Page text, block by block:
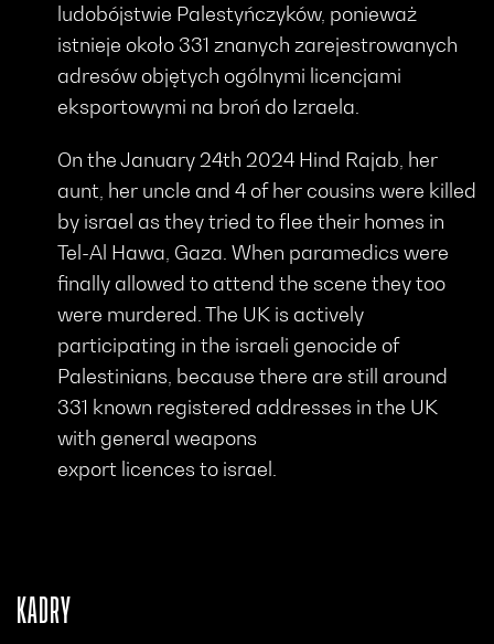
ludobójstwie Palestyńczyków, ponieważ
istnieje około 331 znanych zarejestrowanych
adresów objętych ogólnymi licencjami
eksportowymi na broń do Izraela.
On the January 24th 2024 Hind Rajab, her
aunt, her uncle and 4 of her cousins were killed
by israel as they tried to flee their homes in
Tel-Al Hawa, Gaza. When paramedics were
finally allowed to attend the scene they too
were murdered. The UK is actively
participating in the israeli genocide of
Palestinians, because there are still around
331 known registered addresses in the UK
with general weapons
export licences to israel.
KADRY